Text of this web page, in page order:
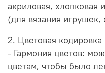
акриловая, хлопковая
(для вязания
2. Цветовая кодировка
- Гармония цветов:
цветам, чтобы было